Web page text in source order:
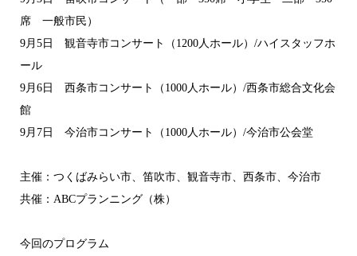
席 一般市民）
9月5日 観音寺市コンサート（1200人ホール）/ハイスタッフホ
ール
9月6日 西条市コンサート（1000人ホール）/西条市総合文化会
館
9月7日 今治市コンサート（1000人ホール）/今治市公会堂
主催：つくばみらい市、笛吹市、観音寺市、西条市、今治市
共催：ABCプランニング（株）
今回のプログラム